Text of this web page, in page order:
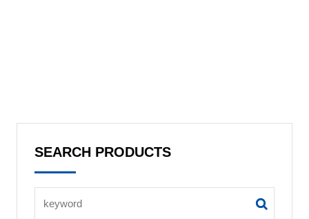
SEARCH PRODUCTS